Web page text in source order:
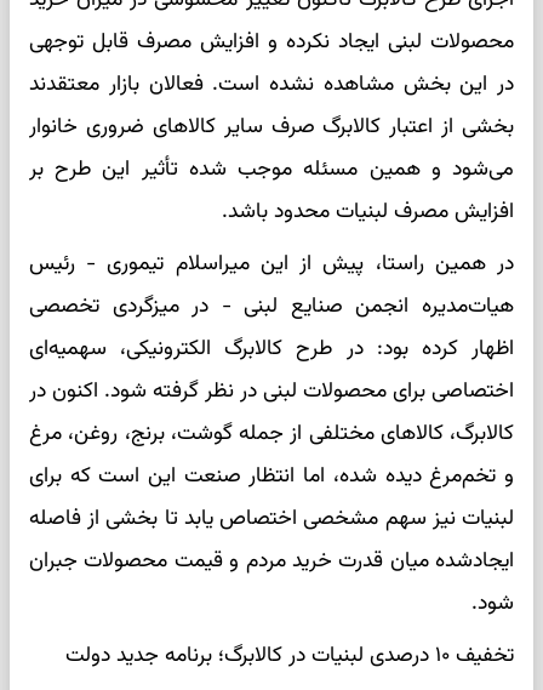
محصولات لبنی ایجاد نکرده و افزایش مصرف قابل توجهی
در این بخش مشاهده نشده است. فعالان بازار معتقدند
بخشی از اعتبار کالابرگ صرف سایر کالاهای ضروری خانوار
می‌شود و همین مسئله موجب شده تأثیر این طرح بر
افزایش مصرف لبنیات محدود باشد.
در همین راستا، پیش از این میراسلام تیموری - رئیس
هیات‌مدیره انجمن صنایع لبنی - در میزگردی تخصصی
اظهار کرده بود: در طرح کالابرگ الکترونیکی، سهمیه‌ای
اختصاصی برای محصولات لبنی در نظر گرفته شود. اکنون در
کالابرگ، کالاهای مختلفی از جمله گوشت، برنج، روغن، مرغ
و تخم‌مرغ دیده شده، اما انتظار صنعت این است که برای
لبنیات نیز سهم مشخصی اختصاص یابد تا بخشی از فاصله
ایجادشده میان قدرت خرید مردم و قیمت محصولات جبران
شود.
تخفیف ۱۰ درصدی لبنیات در کالابرگ؛ برنامه جدید دولت